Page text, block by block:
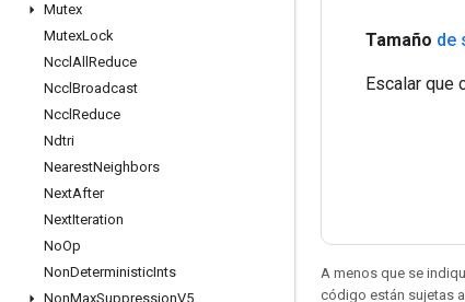
Mutex
MutexLock
Nccl All Reduce
Nccl Broadcast
Nccl Reduce
Ndtri
NearestNeighbors
NextAfter
NextIteration
NoOp
NonDeterministicInts
NonMaxSuppressionV5
Tamaño de
Escalar que
A menos que se
código están sujetas